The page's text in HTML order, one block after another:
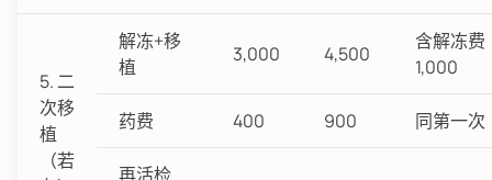
5. 二
次移
植
（若
解冻+移
植
3,000 4,500
含解冻费
1,000
药费 400 900 同第一次
再活检